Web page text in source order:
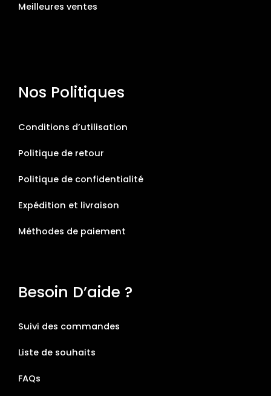
Meilleures ventes
Nos Politiques
Conditions d’utilisation
Politique de retour
Politique de confidentialité
Expédition et livraison
Méthodes de paiement
Besoin D’aide ?
Suivi des commandes
Liste de souhaits
FAQs